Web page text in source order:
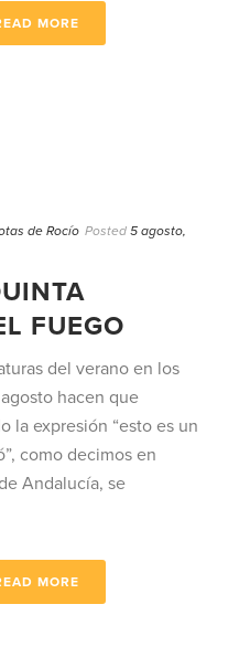
MORE
de Rocío Posted 5 agosto,
FUEGO
del verano en los
hacen que
la expresión “esto es un
como decimos en
Andalucía, se
MORE